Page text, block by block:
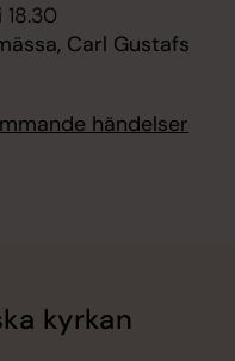
18.30
Carl Gustafs
händelser
kyrkan